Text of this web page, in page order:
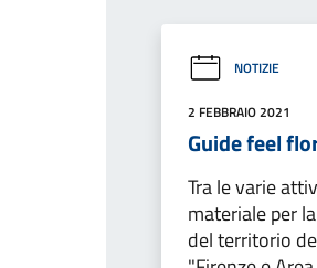
NOTIZIE
2 FEBBRAIO 2021
Guide feel
Tra le varie
materiale per
del territorio